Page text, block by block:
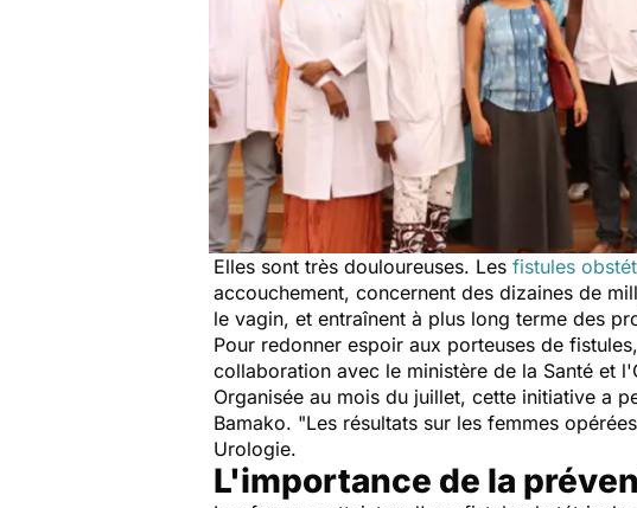
Elles sont très douloureuses. Les fistules
accouchement, concernent des dizaines de
le vagin, et entraînent à plus long terme des
Pour redonner espoir aux porteuses de
collaboration avec le ministère de la Santé et
Organisée au mois du juillet, cette initiative a
Bamako. "Les résultats sur les femmes
Urologie.
L'importance de la